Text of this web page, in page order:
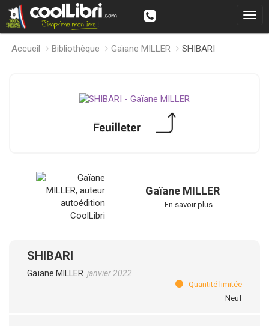
Accueil Bibliothèque Gaïane MILLER SHIBARI
Gaïane MILLER
En savoir plus
SHIBARI
Gaïane MILLER janvier 2022
Quantité limitée
Neuf